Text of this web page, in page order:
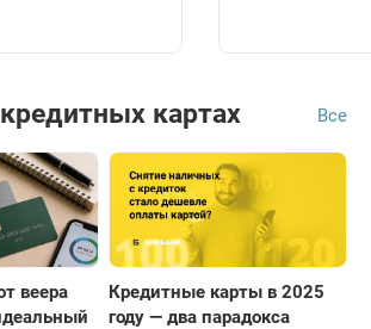
картах Все
веера
Кредитные карты в 2025
году — два парадокса